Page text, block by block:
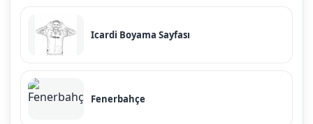
Icardi Boyama Sayfası
Fenerbahçe